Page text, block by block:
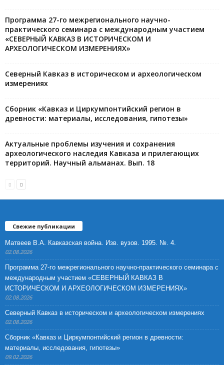
Программа 27-го межрегионального научно-
практического семинара с международным участием
«СЕВЕРНЫЙ КАВКАЗ В ИСТОРИЧЕСКОМ И
АРХЕОЛОГИЧЕСКОМ ИЗМЕРЕНИЯХ»
Северный Кавказ в историческом и археологическом
измерениях
Сборник «Кавказ и Циркумпонтийский регион в
древности: материалы, исследования, гипотезы»
Актуальные проблемы изучения и сохранения
археологического наследия Кавказа и прилегающих
территорий. Научный альманах. Вып. 18
Свежие публикации
Матвеев В.А. Кавказская война. Изв. вузов. 1995. №. 4.
02.08.2026
Программа 27-го межрегионального научно-практического семинара с
международным участием «СЕВЕРНЫЙ КАВКАЗ В
ИСТОРИЧЕСКОМ И АРХЕОЛОГИЧЕСКОМ ИЗМЕРЕНИЯХ»
02.08.2026
Северный Кавказ в историческом и археологическом измерениях
02.08.2026
Сборник «Кавказ и Циркумпонтийский регион в древности:
материалы, исследования, гипотезы»
09.02.2026